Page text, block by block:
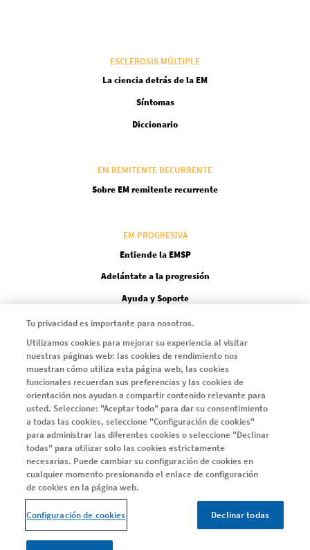
ESCLEROSIS MÚLTIPLE
La ciencia detrás de la EM
Síntomas
Diccionario
EM REMITENTE RECURRENTE
Sobre EM remitente recurrente
EM PROGRESIVA
Entiende la EMSP
Adelántate a la progresión
Ayuda y Soporte
Día Mundial EM
Estudio Me Interesa PRO
CONOCE TU EM
Conoce tu EM
Encuentra el equilibrio entre las necesidades del tratamiento
Una alta eficacia, de forma temprana
Fijarse objetivos en la EM
Tu privacidad es importante para nosotros.
Utilizamos cookies para mejorar su experiencia al visitar
nuestras páginas web: las cookies de rendimiento nos
muestran cómo utiliza esta página web, las cookies
funcionales recuerdan sus preferencias y las cookies de
orientación nos ayudan a compartir contenido relevante para
usted. Seleccione: "Aceptar todo" para dar su consentimiento
a todas las cookies, seleccione "Configuración de cookies"
para administrar las diferentes cookies o seleccione "Declinar
todas" para utilizar solo las cookies estrictamente
necesarias. Puede cambiar su configuración de cookies en
cualquier momento presionando el enlace de configuración
de cookies en la página web.
Configuración de cookies Declinar todas